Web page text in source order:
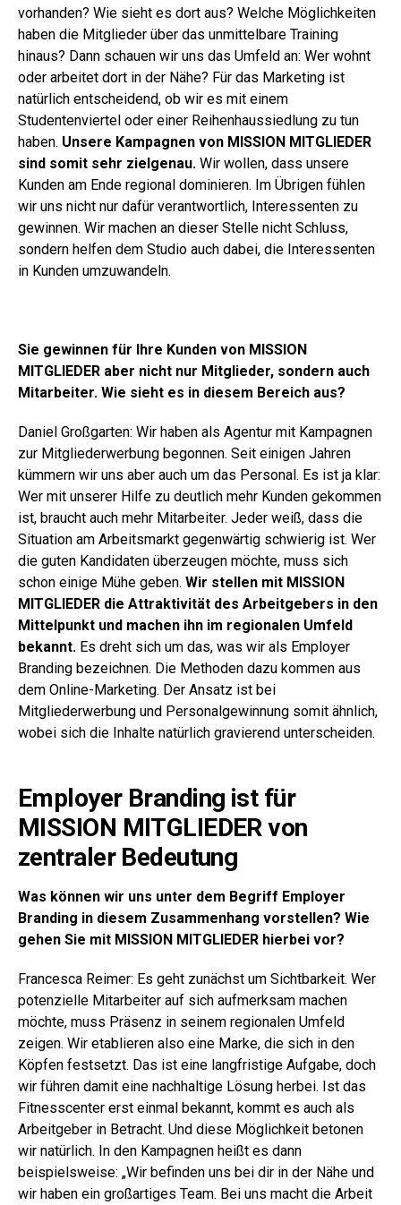
vorhanden? Wie sieht es dort aus? Welche Möglichkeiten
haben die Mitglieder über das unmittelbare Training
hinaus? Dann schauen wir uns das Umfeld an: Wer wohnt
oder arbeitet dort in der Nähe? Für das Marketing ist
natürlich entscheidend, ob wir es mit einem
Studentenviertel oder einer Reihenhaussiedlung zu tun
haben. Unsere Kampagnen von MISSION MITGLIEDER
sind somit sehr zielgenau. Wir wollen, dass unsere
Kunden am Ende regional dominieren. Im Übrigen fühlen
wir uns nicht nur dafür verantwortlich, Interessenten zu
gewinnen. Wir machen an dieser Stelle nicht Schluss,
sondern helfen dem Studio auch dabei, die Interessenten
in Kunden umzuwandeln.
Sie gewinnen für Ihre Kunden von MISSION
MITGLIEDER aber nicht nur Mitglieder, sondern auch
Mitarbeiter. Wie sieht es in diesem Bereich aus?
Daniel Großgarten: Wir haben als Agentur mit Kampagnen
zur Mitgliederwerbung begonnen. Seit einigen Jahren
kümmern wir uns aber auch um das Personal. Es ist ja klar:
Wer mit unserer Hilfe zu deutlich mehr Kunden gekommen
ist, braucht auch mehr Mitarbeiter. Jeder weiß, dass die
Situation am Arbeitsmarkt gegenwärtig schwierig ist. Wer
die guten Kandidaten überzeugen möchte, muss sich
schon einige Mühe geben. Wir stellen mit MISSION
MITGLIEDER die Attraktivität des Arbeitgebers in den
Mittelpunkt und machen ihn im regionalen Umfeld
bekannt. Es dreht sich um das, was wir als Employer
Branding bezeichnen. Die Methoden dazu kommen aus
dem Online-Marketing. Der Ansatz ist bei
Mitgliederwerbung und Personalgewinnung somit ähnlich,
wobei sich die Inhalte natürlich gravierend unterscheiden.
Employer Branding ist für
MISSION MITGLIEDER von
zentraler Bedeutung
Was können wir uns unter dem Begriff Employer
Branding in diesem Zusammenhang vorstellen? Wie
gehen Sie mit MISSION MITGLIEDER hierbei vor?
Francesca Reimer: Es geht zunächst um Sichtbarkeit. Wer
potenzielle Mitarbeiter auf sich aufmerksam machen
möchte, muss Präsenz in seinem regionalen Umfeld
zeigen. Wir etablieren also eine Marke, die sich in den
Köpfen festsetzt. Das ist eine langfristige Aufgabe, doch
wir führen damit eine nachhaltige Lösung herbei. Ist das
Fitnesscenter erst einmal bekannt, kommt es auch als
Arbeitgeber in Betracht. Und diese Möglichkeit betonen
wir natürlich. In den Kampagnen heißt es dann
beispielsweise: „Wir befinden uns bei dir in der Nähe und
wir haben ein großartiges Team. Bei uns macht die Arbeit